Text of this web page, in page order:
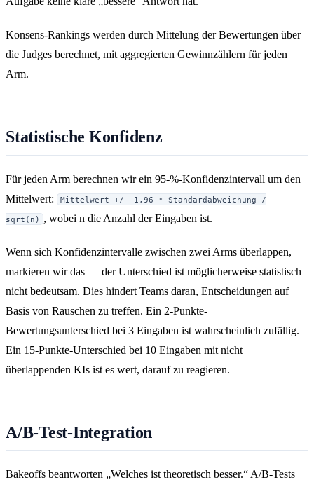
Konsens-Rankings werden durch Mittelung der Bewertungen über
die Judges berechnet, mit aggregierten Gewinnzählern für jeden
Arm.
Statistische Konfidenz
Für jeden Arm berechnen wir ein 95-%-Konfidenzintervall um den
Mittelwert:
Mittelwert +/- 1,96 * Standardabweichung /
sqrt(n) , wobei n die Anzahl der Eingaben ist.
Wenn sich Konfidenzintervalle zwischen zwei Arms überlappen,
markieren wir das — der Unterschied ist möglicherweise statistisch
nicht bedeutsam. Dies hindert Teams daran, Entscheidungen auf
Basis von Rauschen zu treffen. Ein 2-Punkte-
Bewertungsunterschied bei 3 Eingaben ist wahrscheinlich zufällig.
Ein 15-Punkte-Unterschied bei 10 Eingaben mit nicht
überlappenden KIs ist es wert, darauf zu reagieren.
A/B-Test-Integration
Bakeoffs beantworten „Welches ist theoretisch besser.“ A/B-Tests